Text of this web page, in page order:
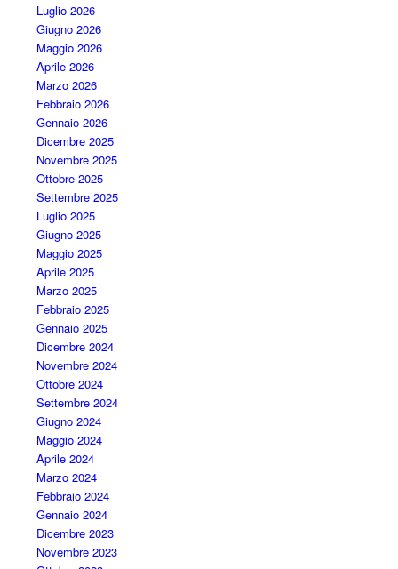
Luglio 2026
Giugno 2026
Maggio 2026
Aprile 2026
Marzo 2026
Febbraio 2026
Gennaio 2026
Dicembre 2025
Novembre 2025
Ottobre 2025
Settembre 2025
Luglio 2025
Giugno 2025
Maggio 2025
Aprile 2025
Marzo 2025
Febbraio 2025
Gennaio 2025
Dicembre 2024
Novembre 2024
Ottobre 2024
Settembre 2024
Giugno 2024
Maggio 2024
Aprile 2024
Marzo 2024
Febbraio 2024
Gennaio 2024
Dicembre 2023
Novembre 2023